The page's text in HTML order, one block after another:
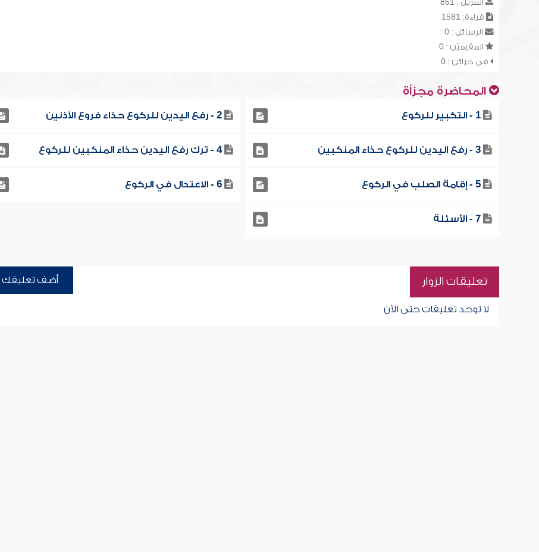
التنزيل : 851
قراءة: 1581
الرسائل : 0
المقيميّن : 0
في خزائن : 0
المحاضرة مجزأة
1 - التكبير للركوع 2 - رفع اليدين للركوع حذاء فروع الأذنين
3 - رفع اليدين للركوع حذاء المنكبين 4 - ترك رفع اليدين حذاء المنكبين للركوع
5 - إقامة الصلب في الركوع 6 - الاعتدال في الركوع
7 - الأسئلة
تعليقات الزوار أضف تعليقك
لا توجد تعليقات حتى الآن